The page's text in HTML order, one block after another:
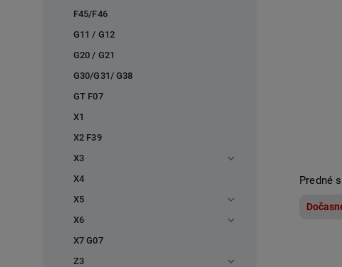
F45/F46
G11 / G12
G20 / G21
G30/G31/ G38
GT F07
X1
X2 F39
X3
X4
X5
X6
X7 G07
Z3
Predné